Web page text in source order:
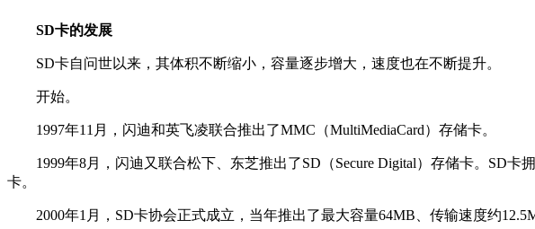
SD卡的发展
SD卡自问世以来，其体积不断缩小，容量逐步增大，速度也在不断提升。
开始。
1997年11月，闪迪和英飞凌联合推出了MMC（MultiMediaCard）存储卡。
1999年8月，闪迪又联合松下、东芝推出了SD（Secure Digital）存储卡。SD卡
卡。
2000年1月，SD卡协会正式成立，当年推出了最大容量64MB、传输速度约